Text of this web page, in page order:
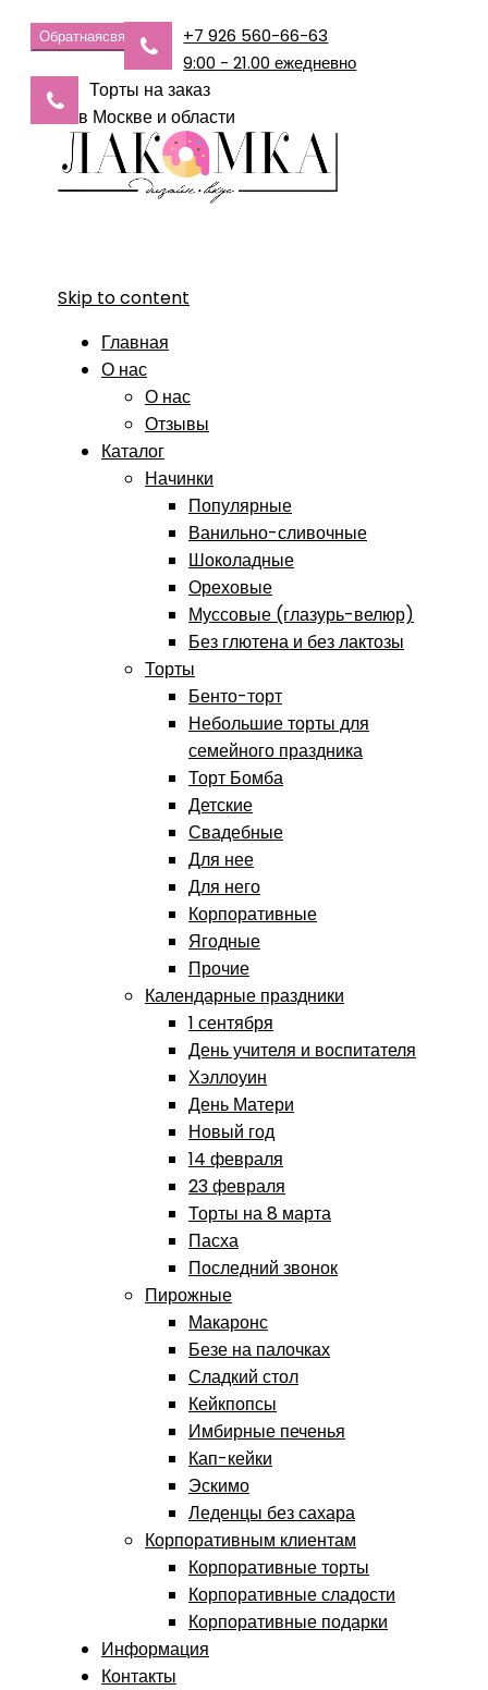
Обратнаясвязь
+7 926 560-66-63
9:00 - 21.00 ежедневно
Торты на заказ
в Москве и области
Skip to content
Главная
О нас
О нас
Отзывы
Каталог
Начинки
Популярные
Ванильно-сливочные
Шоколадные
Ореховые
Муссовые (глазурь-велюр)
Без глютена и без лактозы
Торты
Бенто-торт
Небольшие торты для
семейного праздника
Торт Бомба
Детские
Свадебные
Для нее
Для него
Корпоративные
Ягодные
Прочие
Календарные праздники
1 сентября
День учителя и воспитателя
Хэллоуин
День Матери
Новый год
14 февраля
23 февраля
Торты на 8 марта
Пасха
Последний звонок
Пирожные
Макаронс
Безе на палочках
Сладкий стол
Кейкпопсы
Имбирные печенья
Кап-кейки
Эскимо
Леденцы без сахара
Корпоративным клиентам
Корпоративные торты
Корпоративные сладости
Корпоративные подарки
Информация
Контакты